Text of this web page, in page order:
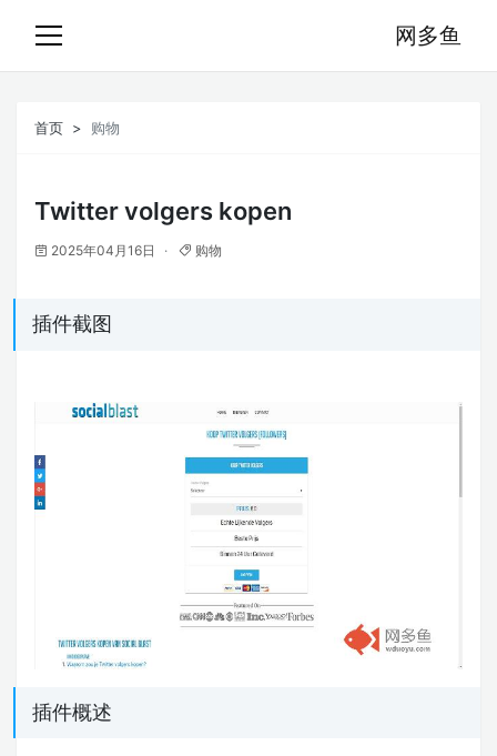
网多鱼
首页 购物
Twitter volgers kopen
2025年04月16日 购物
插件截图
插件概述